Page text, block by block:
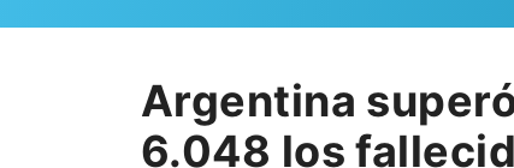
Argentina
6.048 los